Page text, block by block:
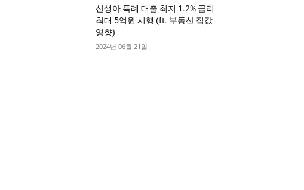
신생아 특례 대출 최저 1.2% 금리
최대 5억원 시행 (ft. 부동산 집값
영향)
2024년 06월 21일